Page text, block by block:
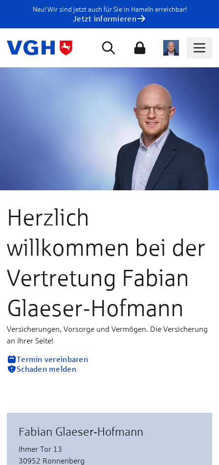
Neu! Wir sind jetzt auch für Sie in Hameln erreichbar!
Jetzt informieren
Herzlich
willkommen bei der
Vertretung Fabian
Glaeser-Hofmann
Versicherungen, Vorsorge und Vermögen. Die Versicherung
an Ihrer Seite!
Termin vereinbaren
Schaden melden
Fabian Glaeser-Hofmann
Ihmer Tor 13
30952 Ronnenberg